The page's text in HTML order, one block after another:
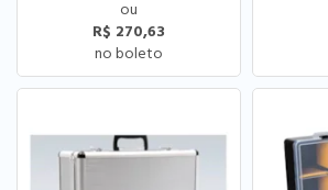
R$ 270,63